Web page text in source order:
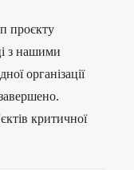
проєкту
з нашими
організації
критичної